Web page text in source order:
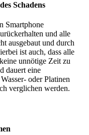
Schadens
Smartphone
und alle
ausgebaut und durch
ist auch, dass alle
unnötige Zeit zu
dauert eine
oder Platinen
verglichen werden.